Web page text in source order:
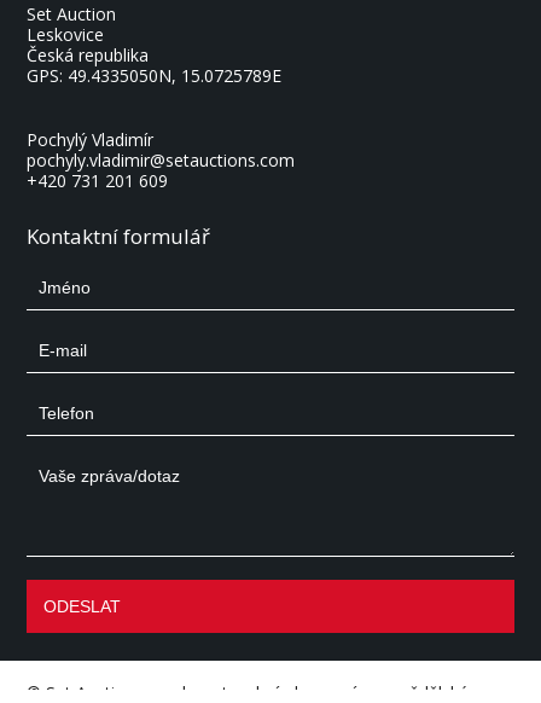
Set Auction
Leskovice
Česká republika
GPS: 49.4335050N, 15.0725789E
Pochylý Vladimír
pochyly.vladimir@setauctions.com
+420 731 201 609
Kontaktní formulář
© Set Auctions
– aukce stavební, dopravní a zemědělské